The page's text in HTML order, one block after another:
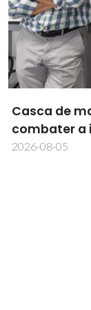
Clara-Value
2026-07-28